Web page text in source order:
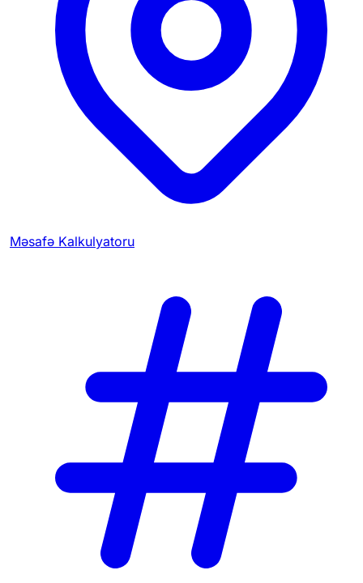
Məsafə Kalkulyatoru